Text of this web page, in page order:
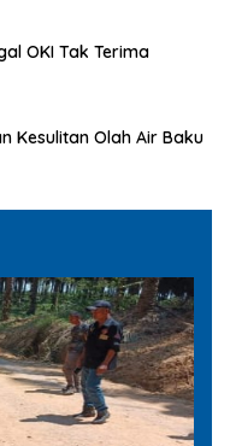
OKI Tak Terima
Kesulitan Olah Air Baku